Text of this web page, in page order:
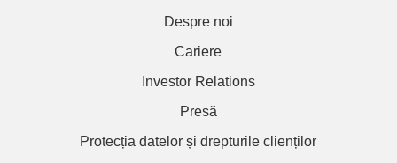
Despre noi
Cariere
Investor Relations
Presă
Protecția datelor și drepturile clienților